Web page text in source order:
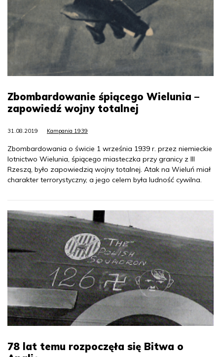
Zbombardowanie śpiącego Wielunia –
zapowiedź wojny totalnej
31.08.2019 Kampania 1939
Zbombardowania o świcie 1 września 1939 r. przez niemieckie
lotnictwo Wielunia, śpiącego miasteczka przy granicy z III
Rzeszą, było zapowiedzią wojny totalnej. Atak na Wieluń miał
charakter terrorystyczny, a jego celem była ludność cywilna.
78 lat temu rozpoczęła się Bitwa o